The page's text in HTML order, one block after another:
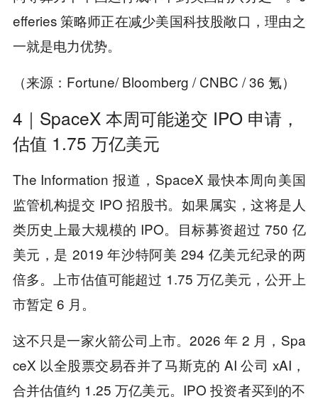
efferies 策略师正在减少美国科技股敞口，理由之
一就是电力优势。
（来源：Fortune/ Bloomberg / CNBC / 36 氪）
4｜SpaceX 本周可能递交 IPO 申请，
估值 1.75 万亿美元
The Information 报道，SpaceX 最快本周向美国
监管机构提交 IPO 招股书。如果属实，这将是人
类历史上最大规模的 IPO。目标募资超过 750 亿
美元，是 2019 年沙特阿美 294 亿美元纪录的两
倍多。上市估值可能超过 1.75 万亿美元，公开上
市暂定 6 月。
这不只是一家火箭公司上市。2026 年 2 月，Spa
ceX 以全股票交易吞并了马斯克的 AI 公司 xAI，
合并估值约 1.25 万亿美元。IPO 投资者买到的不